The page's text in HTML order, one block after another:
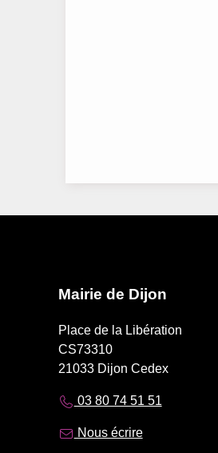
Mairie de Dijon
Place de la Libération
CS73310
21033 Dijon Cedex
03 80 74 51 51
Nous écrire